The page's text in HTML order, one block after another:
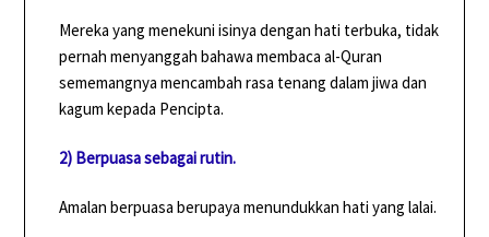
Mereka yang menekuni isinya dengan hati terbuka, tidak
pernah menyanggah bahawa membaca al-Quran
sememangnya mencambah rasa tenang dalam jiwa dan
kagum kepada Pencipta.
2) Berpuasa sebagai rutin.
Amalan berpuasa berupaya menundukkan hati yang lalai.